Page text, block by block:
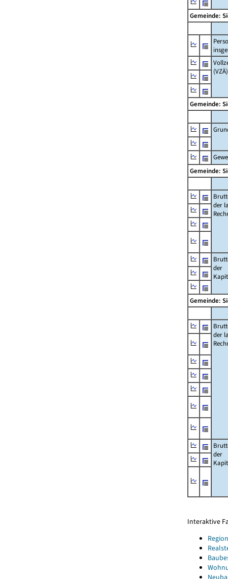
Gemeinde:
(VZÄ)
Gemeinde:
Gemeinde:
der
der
Gemeinde:
der
der
Interaktive